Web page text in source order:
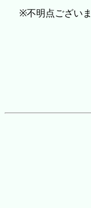
※不明点ござい